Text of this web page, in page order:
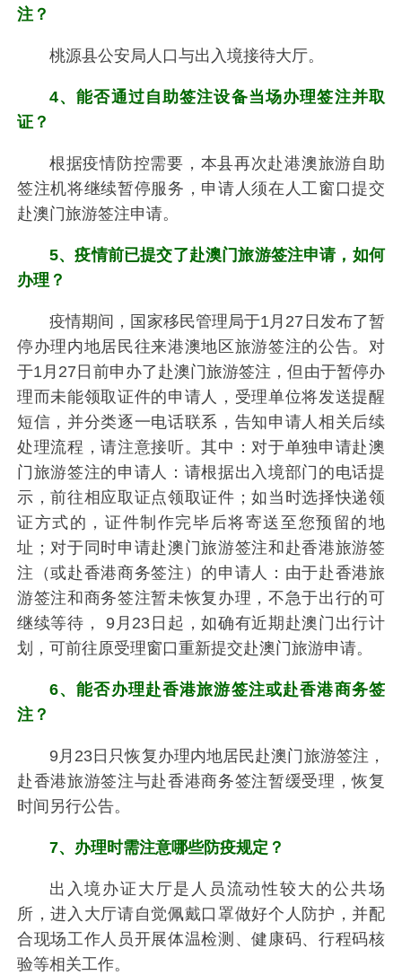
注？
桃源县公安局人口与出入境接待大厅。
4、能否通过自助签注设备当场办理签注并取
证？
根据疫情防控需要，本县再次赴港澳旅游自助
签注机将继续暂停服务，申请人须在人工窗口提交
赴澳门旅游签注申请。
5、疫情前已提交了赴澳门旅游签注申请，如何
办理？
疫情期间，国家移民管理局于1月27日发布了暂
停办理内地居民往来港澳地区旅游签注的公告。对
于1月27日前申办了赴澳门旅游签注，但由于暂停办
理而未能领取证件的申请人，受理单位将发送提醒
短信，并分类逐一电话联系，告知申请人相关后续
处理流程，请注意接听。其中：对于单独申请赴澳
门旅游签注的申请人：请根据出入境部门的电话提
示，前往相应取证点领取证件；如当时选择快递领
证方式的，证件制作完毕后将寄送至您预留的地
址；对于同时申请赴澳门旅游签注和赴香港旅游签
注（或赴香港商务签注）的申请人：由于赴香港旅
游签注和商务签注暂未恢复办理，不急于出行的可
继续等待， 9月23日起，如确有近期赴澳门出行计
划，可前往原受理窗口重新提交赴澳门旅游申请。
6、能否办理赴香港旅游签注或赴香港商务签
注？
9月23日只恢复办理内地居民赴澳门旅游签注，
赴香港旅游签注与赴香港商务签注暂缓受理，恢复
时间另行公告。
7、办理时需注意哪些防疫规定？
出入境办证大厅是人员流动性较大的公共场
所，进入大厅请自觉佩戴口罩做好个人防护，并配
合现场工作人员开展体温检测、健康码、行程码核
验等相关工作。